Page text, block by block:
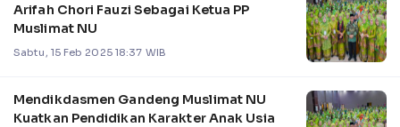
Arifah Chori Fauzi Sebagai Ketua PP
Muslimat NU
Sabtu, 15 Feb 2025 18:37 WIB
Mendikdasmen Gandeng Muslimat NU
Kuatkan Pendidikan Karakter Anak Usia